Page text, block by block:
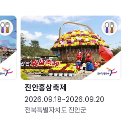
진안홍삼축제
2026.09.18~2026.09.20
전북특별자치도 진안군